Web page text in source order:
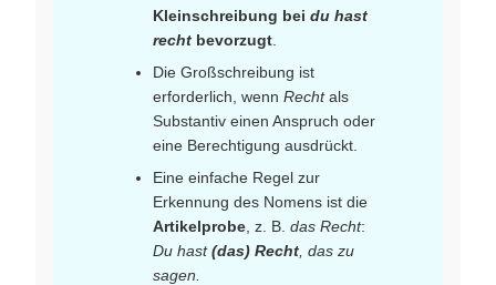
Kleinschreibung bei du hast
recht bevorzugt
Die Großschreibung ist
erforderlich, wenn Rechtals
Substantiv einen Anspruch oder
eine Berechtigung ausdrückt.
Eine einfache Regel zur
Erkennung des Nomens ist die
Artikelprobe , z. B. das Recht:
Du hast(das) Recht , das zu
sagen.